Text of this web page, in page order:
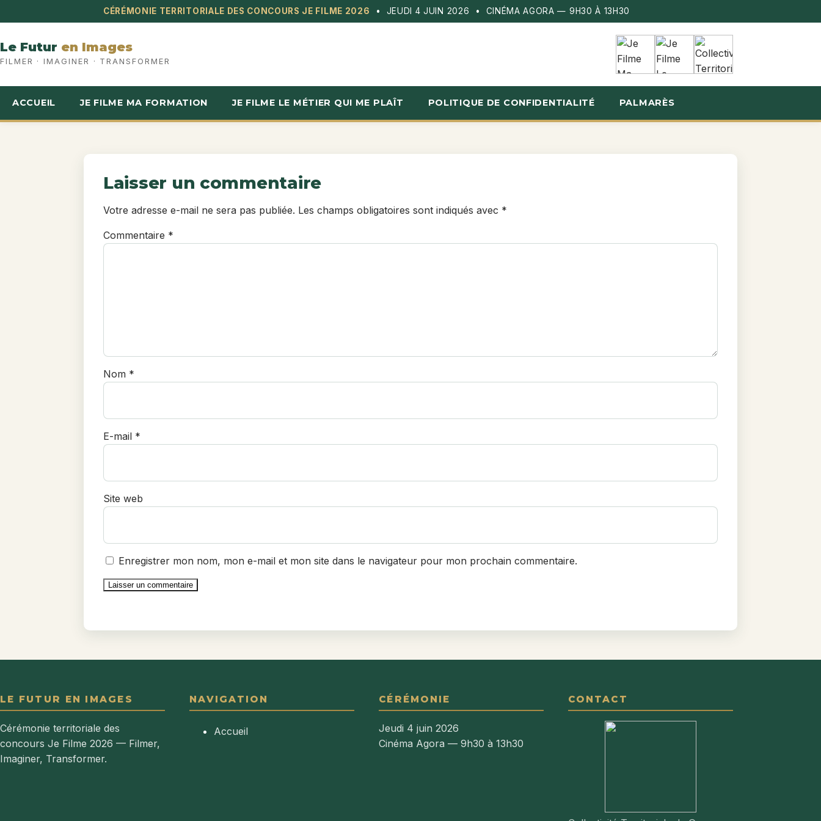
au
CÉRÉMONIE TERRITORIALE DES CONCOURS JE FILME 2026 • JEUDI 4 JUIN 2026 • CINÉMA AGORA — 9H30 À 13H30
Le Futur en Images
FILMER · IMAGINER · TRANSFORMER
ACCUEIL JE FILME MA FORMATION JE FILME LE MÉTIER QUI ME PLAÎT POLITIQUE DE CONFIDENTIALITÉ PALMARÈS
Laisser un commentaire
Votre adresse e-mail ne sera pas publiée. Les champs obligatoires sont indiqués avec *
Commentaire *
Nom *
E-mail *
Site web
Enregistrer mon nom, mon e-mail et mon site dans le navigateur pour mon prochain commentaire.
LE FUTUR EN IMAGES
Cérémonie territoriale des
concours Je Filme 2026 — Filmer,
Imaginer, Transformer.
NAVIGATION
Accueil
CÉRÉMONIE
Jeudi 4 juin 2026
Cinéma Agora — 9h30 à 13h30
CONTACT